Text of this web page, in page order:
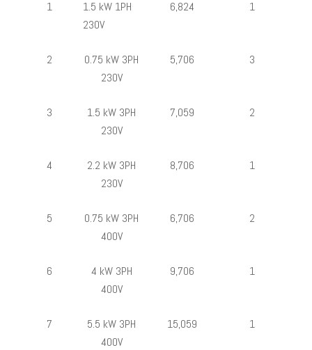
1
1.5 kW 1PH
230V
6,824 1
2
0.75 kW 3PH
230V
5,706 3
3
1.5 kW 3PH
230V
7,059 2
4
2.2 kW 3PH
230V
8,706 1
5
0.75 kW 3PH
400V
6,706 2
6
4 kW 3PH
400V
9,706 1
7
5.5 kW 3PH
400V
15,059 1